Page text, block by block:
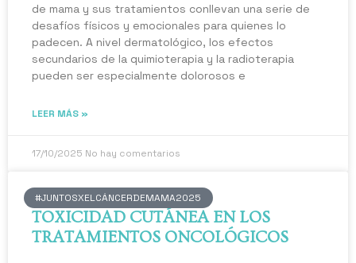
de mama y sus tratamientos conllevan una serie de
desafíos físicos y emocionales para quienes lo
padecen. A nivel dermatológico, los efectos
secundarios de la quimioterapia y la radioterapia
pueden ser especialmente dolorosos e
LEER MÁS »
17/10/2025 No hay comentarios
#JUNTOSXELCÁNCERDEMAMA2025
TOXICIDAD CUTÁNEA EN LOS
TRATAMIENTOS ONCOLÓGICOS